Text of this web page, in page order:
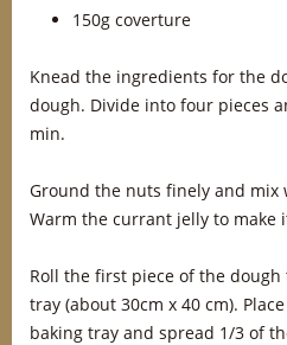
150g coverture
Knead the ingredients for the
dough. Divide into four pieces
min.
Ground the nuts finely and mix
Warm the currant jelly to make
Roll the first piece of the
tray (about 30cm x 40 cm).
baking tray and spread 1/3 of